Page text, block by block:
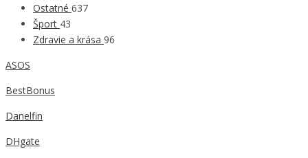
Ostatné 637
Šport 43
Zdravie a krása 96
ASOS
BestBonus
Danelfin
DHgate